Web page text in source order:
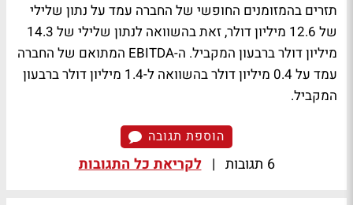
תזרים בהמזומנים החופשי של החברה עמד על נתון שלילי
של 12.6 מיליון דולר, זאת בהשוואה לנתון שלילי של 14.3
מיליון דולר ברבעון המקביל. ה-EBITDA המתואם של החברה
עמד על 0.4 מיליון דולר בהשוואה ל-1.4 מיליון דולר ברבעון
המקביל.
הוספת תגובה
6 תגובות | לקריאת כל התגובות